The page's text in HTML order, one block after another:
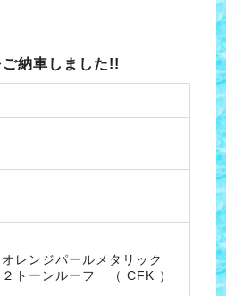
納車しました!!
レンジパールメタリック
２トーンルーフ （ CFK ）